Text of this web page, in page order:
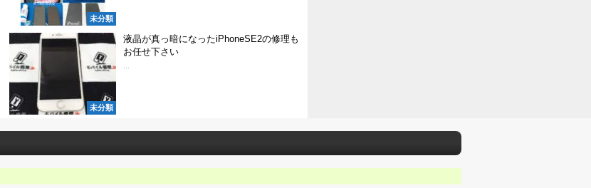
未分類
未分類
液晶が真っ暗になったiPhoneSE2の修理も
お任せ下さい